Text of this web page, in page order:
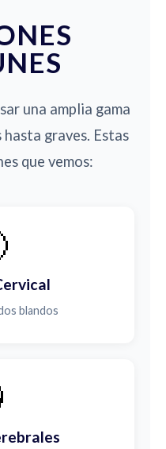
una amplia gama
hasta graves. Estas
que vemos:
blandos